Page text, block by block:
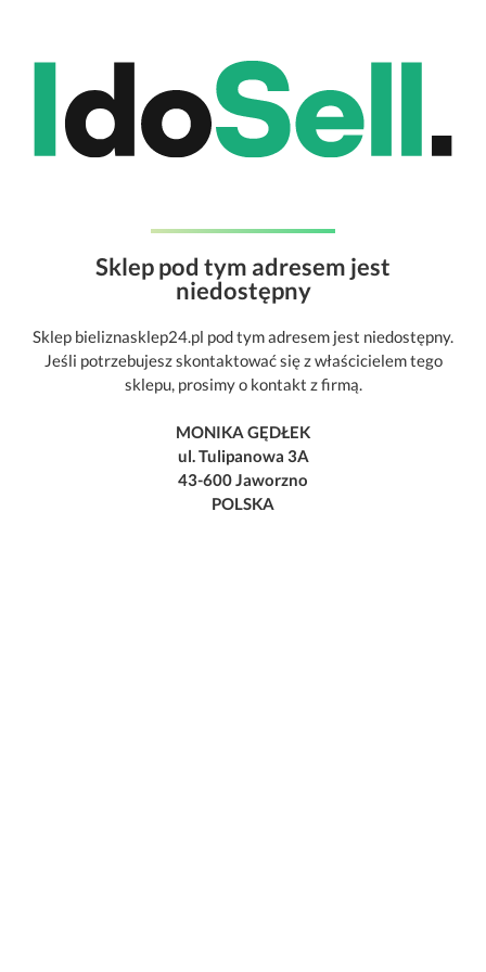
Sklep pod tym adresem jest
niedostępny
Sklep bieliznasklep24.pl pod tym adresem jest niedostępny.
Jeśli potrzebujesz skontaktować się z właścicielem tego
sklepu, prosimy o kontakt z firmą.
MONIKA GĘDŁEK
ul. Tulipanowa 3A
43-600 Jaworzno
POLSKA